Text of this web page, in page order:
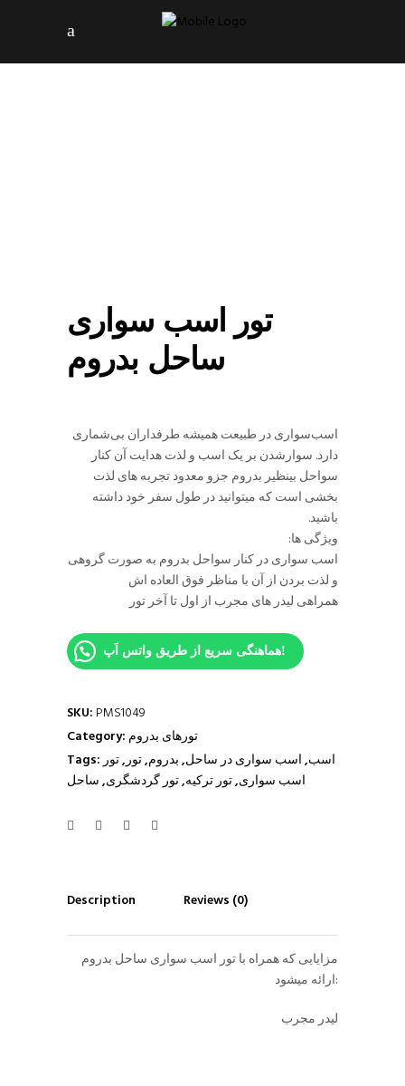
تور اسب سواری
ساحل بدروم
اسب‌سواری در طبیعت همیشه طرفداران بی‌شماری
دارد. سوارشدن بر یک اسب و لذت هدایت آن کنار
سواحل بینظیر بدروم جزو معدود تجربه های لذت
بخشی است که میتوانید در طول سفر خود داشته
باشید.
ویژگی ها:
اسب سواری در کنار سواحل بدروم به صورت گروهی
و لذت بردن از آن با مناظر فوق العاده اش
همراهی لیدر های مجرب از اول تا آخر تور
هماهنگی سریع از طریق واتس اَپ!
SKU: PMS1049
Category: تورهای بدروم
Tags:
اسب,اسب سواری در ساحل,بدروم,تور,تور
اسب سواری,تور ترکیه,تور گردشگری,ساحل
Description Reviews (0)
مزایایی که همراه با تور اسب سواری ساحل بدروم
ارائه میشود:
لیدر مجرب